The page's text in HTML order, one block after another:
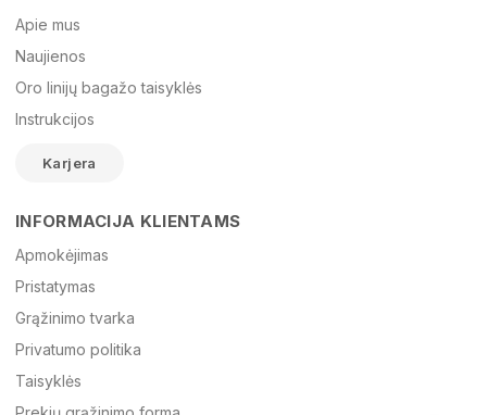
El. paštas
Žinutė
Apie mus
Naujienos
Oro linijų bagažo taisyklės
Instrukcijos
Karjera
INFORMACIJA KLIENTAMS
Apmokėjimas
Pristatymas
Grąžinimo tvarka
Privatumo politika
Taisyklės